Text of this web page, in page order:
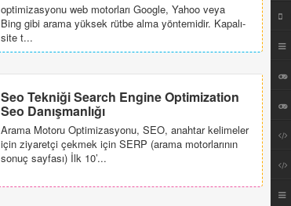
optimizasyonu web motorları Google, Yahoo veya
Bing gibi arama yüksek rütbe alma yöntemidir. Kapalı-
site t...
Seo Tekniği Search Engine Optimization
Seo Danışmanlığı
Arama Motoru Optimizasyonu, SEO, anahtar kelimeler
için ziyaretçi çekmek için SERP (arama motorlarının
sonuç sayfası) İlk 10’...